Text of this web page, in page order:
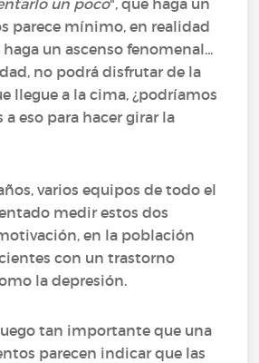
un poco", que haga un
parece mínimo, en realidad
un ascenso fenomenal...
no podrá disfrutar de la
llegue a la cima, ¿podríamos
eso para hacer girar la
varios equipos de todo el
medir estos dos
en la población
con un trastorno
la depresión.
tan importante que una
parecen indicar que las